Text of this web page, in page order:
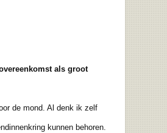
als groot
de mond. Al denk ik zelf
kunnen behoren.